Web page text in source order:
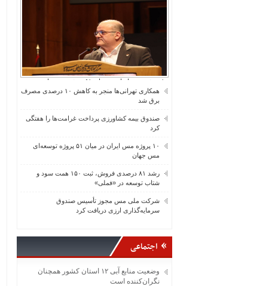
۱۰ پروژه مس ایران در میان ۵۱ پروژه توسعه‌ای مس
جهان
همکاری تهرانی‌ها منجر به کاهش ۱۰ درصدی مصرف
برق شد
صندوق بیمه کشاورزی پرداخت غرامت‌ها را هفتگی
کرد
۱۰ پروژه مس ایران در میان ۵۱ پروژه توسعه‌ای
مس جهان
رشد ۸۱ درصدی فروش، ثبت ۱۵۰ همت سود و
شتاب توسعه در «فملی»
شرکت ملی مس مجوز تأسیس صندوق
سرمایه‌گذاری ارزی دریافت کرد
اجتماعی
وضعیت منابع آبی ۱۲ استان کشور همچنان
نگران‌کننده است